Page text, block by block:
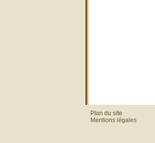
Plan du site
Mentions légales